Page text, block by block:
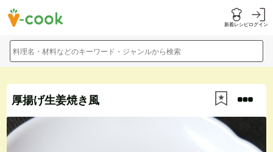
新着レシピログイン
料理名・材料などのキーワード・ジャンルから検索
厚揚げ生姜焼き風